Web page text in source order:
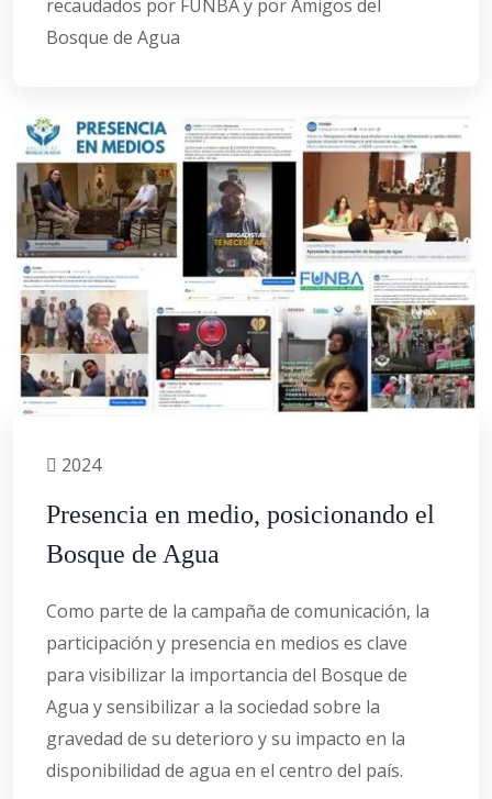
recaudados por FUNBA y por Amigos del
Bosque de Agua
2024
Presencia en medio, posicionando el
Bosque de Agua
Como parte de la campaña de comunicación, la
participación y presencia en medios es clave
para visibilizar la importancia del Bosque de
Agua y sensibilizar a la sociedad sobre la
gravedad de su deterioro y su impacto en la
disponibilidad de agua en el centro del país.